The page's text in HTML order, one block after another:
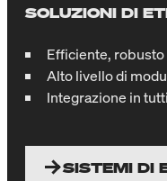
SOLUZIONI DI
Efficiente, robusto
Alto livello di
Integrazione in
SISTEMI DI